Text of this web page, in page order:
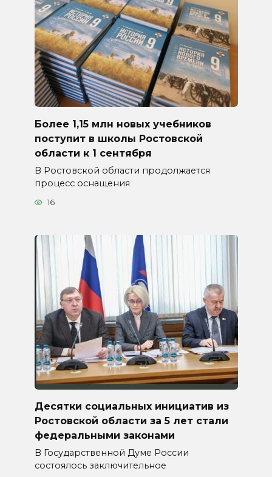
Более 1,15 млн новых учебников
поступит в школы Ростовской
области к 1 сентября
В Ростовской области продолжается
процесс оснащения
16
Десятки социальных инициатив из
Ростовской области за 5 лет стали
федеральными законами
В Государственной Думе России
состоялось заключительное